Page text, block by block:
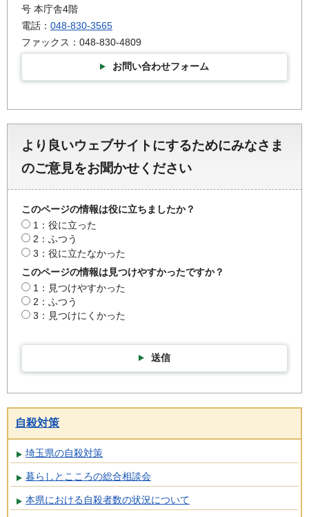
号 本庁舎4階
電話： 048-830-3565
ファックス：048-830-4809
お問い合わせフォーム
より良いウェブサイトにするためにみなさま
のご意見をお聞かせください
このページの情報は役に立ちましたか？
1：役に立った
2：ふつう
3：役に立たなかった
このページの情報は見つけやすかったですか？
1：見つけやすかった
2：ふつう
3：見つけにくかった
送信
自殺対策
埼玉県の自殺対策
暮らしとこころの総合相談会
本県における自殺者数の状況について